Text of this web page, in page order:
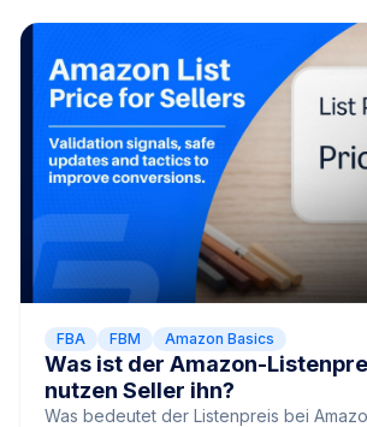
FBA FBM Amazon Basics
Was ist der Amazon-
nutzen Seller ihn?
Was bedeutet der Listenpreis bei